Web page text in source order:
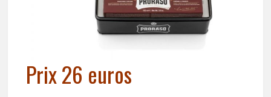
Prix 26 euros